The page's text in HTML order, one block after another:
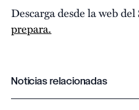
Descarga desde la web del
prepara.
Noticias relacionadas